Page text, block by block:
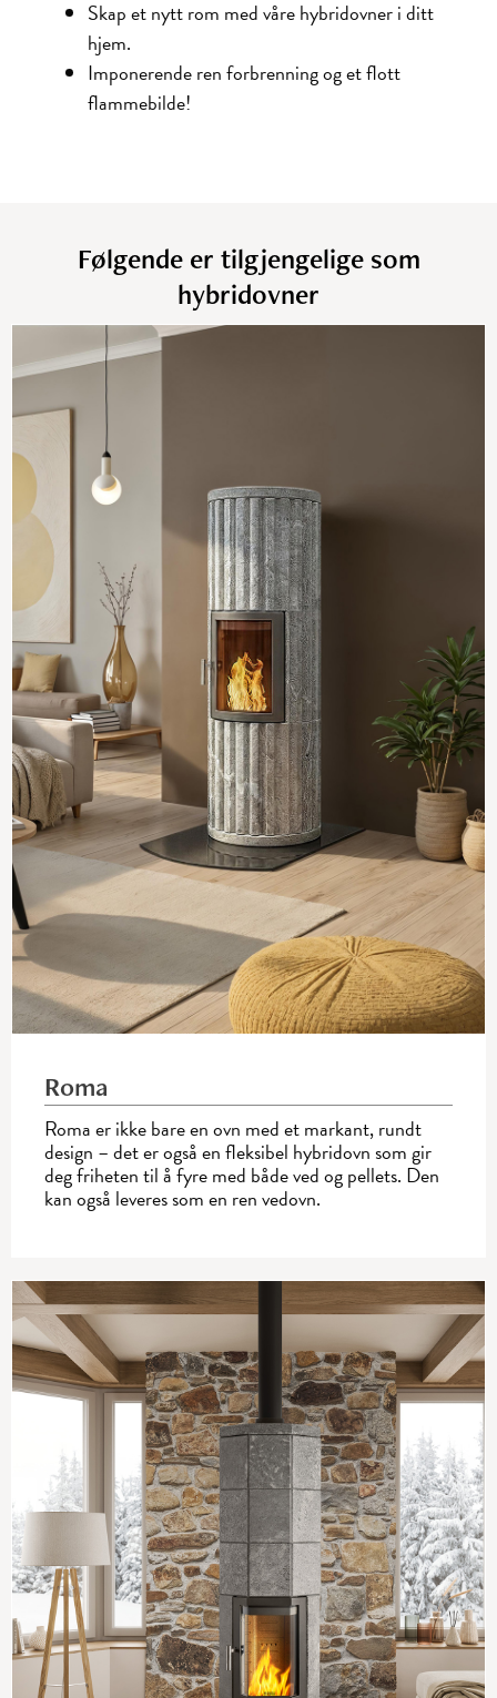
Skap et nytt rom med våre hybridovner i ditt
hjem.
Imponerende ren forbrenning og et flott
flammebilde!
Følgende er tilgjengelige som
hybridovner
Roma
Roma er ikke bare en ovn med et markant, rundt
design – det er også en fleksibel hybridovn som gir
deg friheten til å fyre med både ved og pellets. Den
kan også leveres som en ren vedovn.